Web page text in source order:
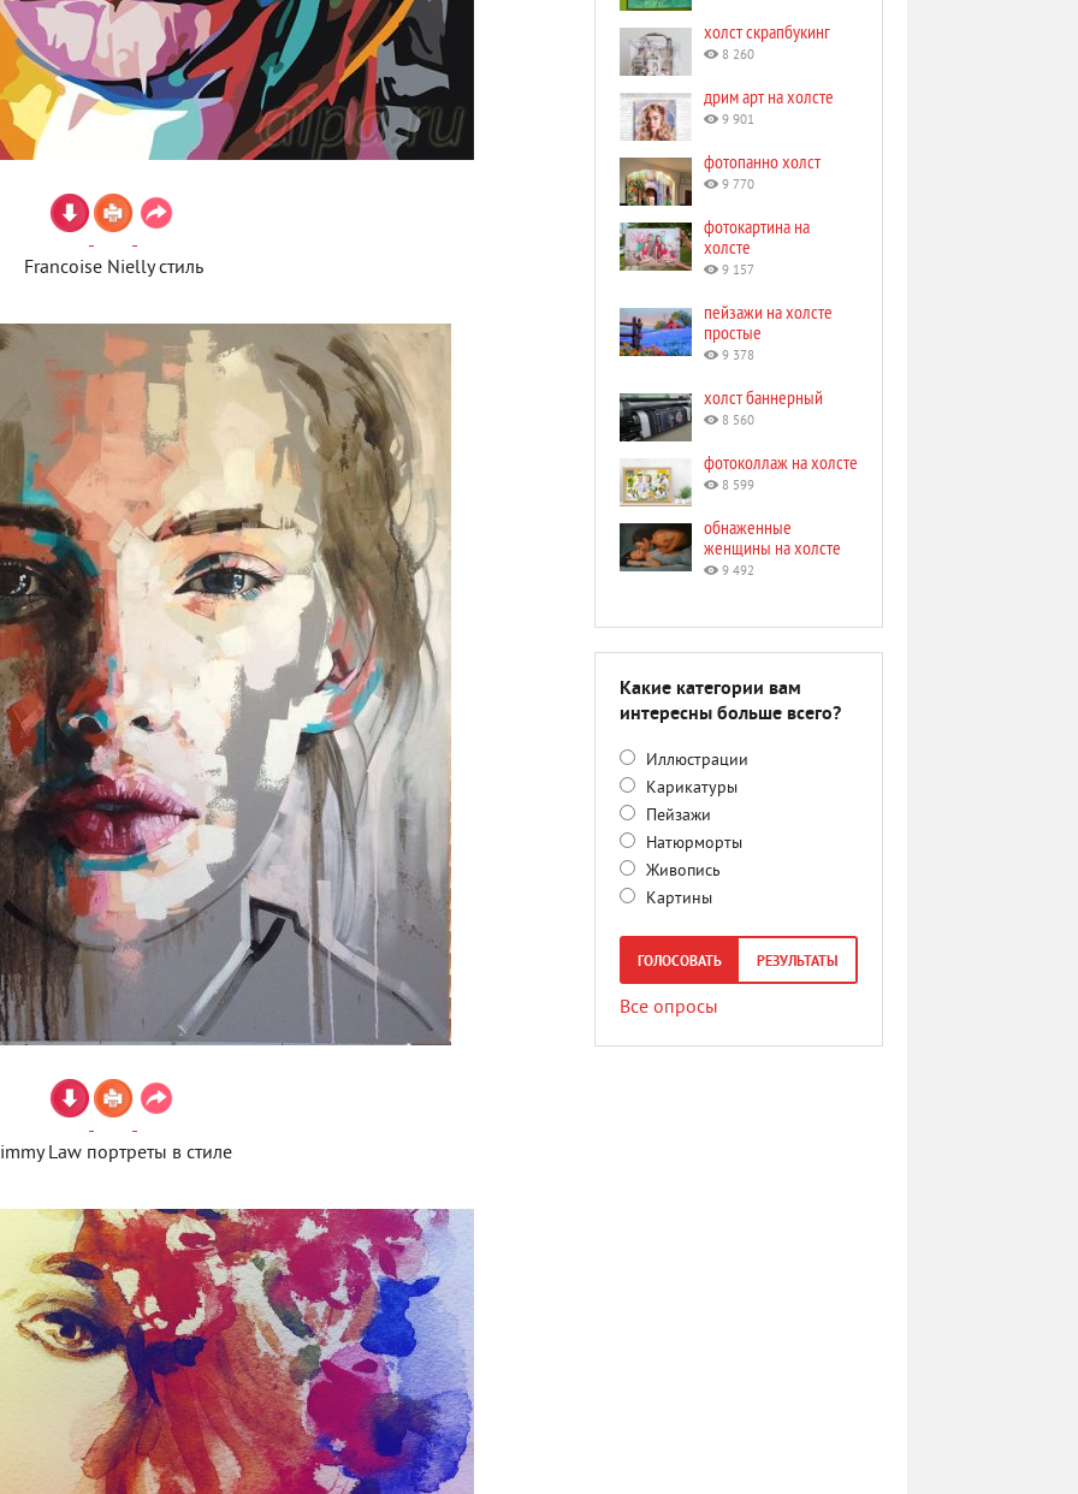
Francoise Nielly стиль
Law портреты в стиле
холст скрапбукинг
8 260
дрим арт на холсте
9 901
фотопанно холст
9 770
фотокартина на
холсте
9 157
пейзажи на холсте
простые
9 378
холст баннерный
8 560
фотоколлаж на холсте
8 599
обнаженные
женщины на холсте
9 492
Какие категории вам
интересны больше всего?
Иллюстрации
Карикатуры
Пейзажи
Натюрморты
Живопись
Картины
ГОЛОСОВАТЬ РЕЗУЛЬТАТЫ
Все опросы